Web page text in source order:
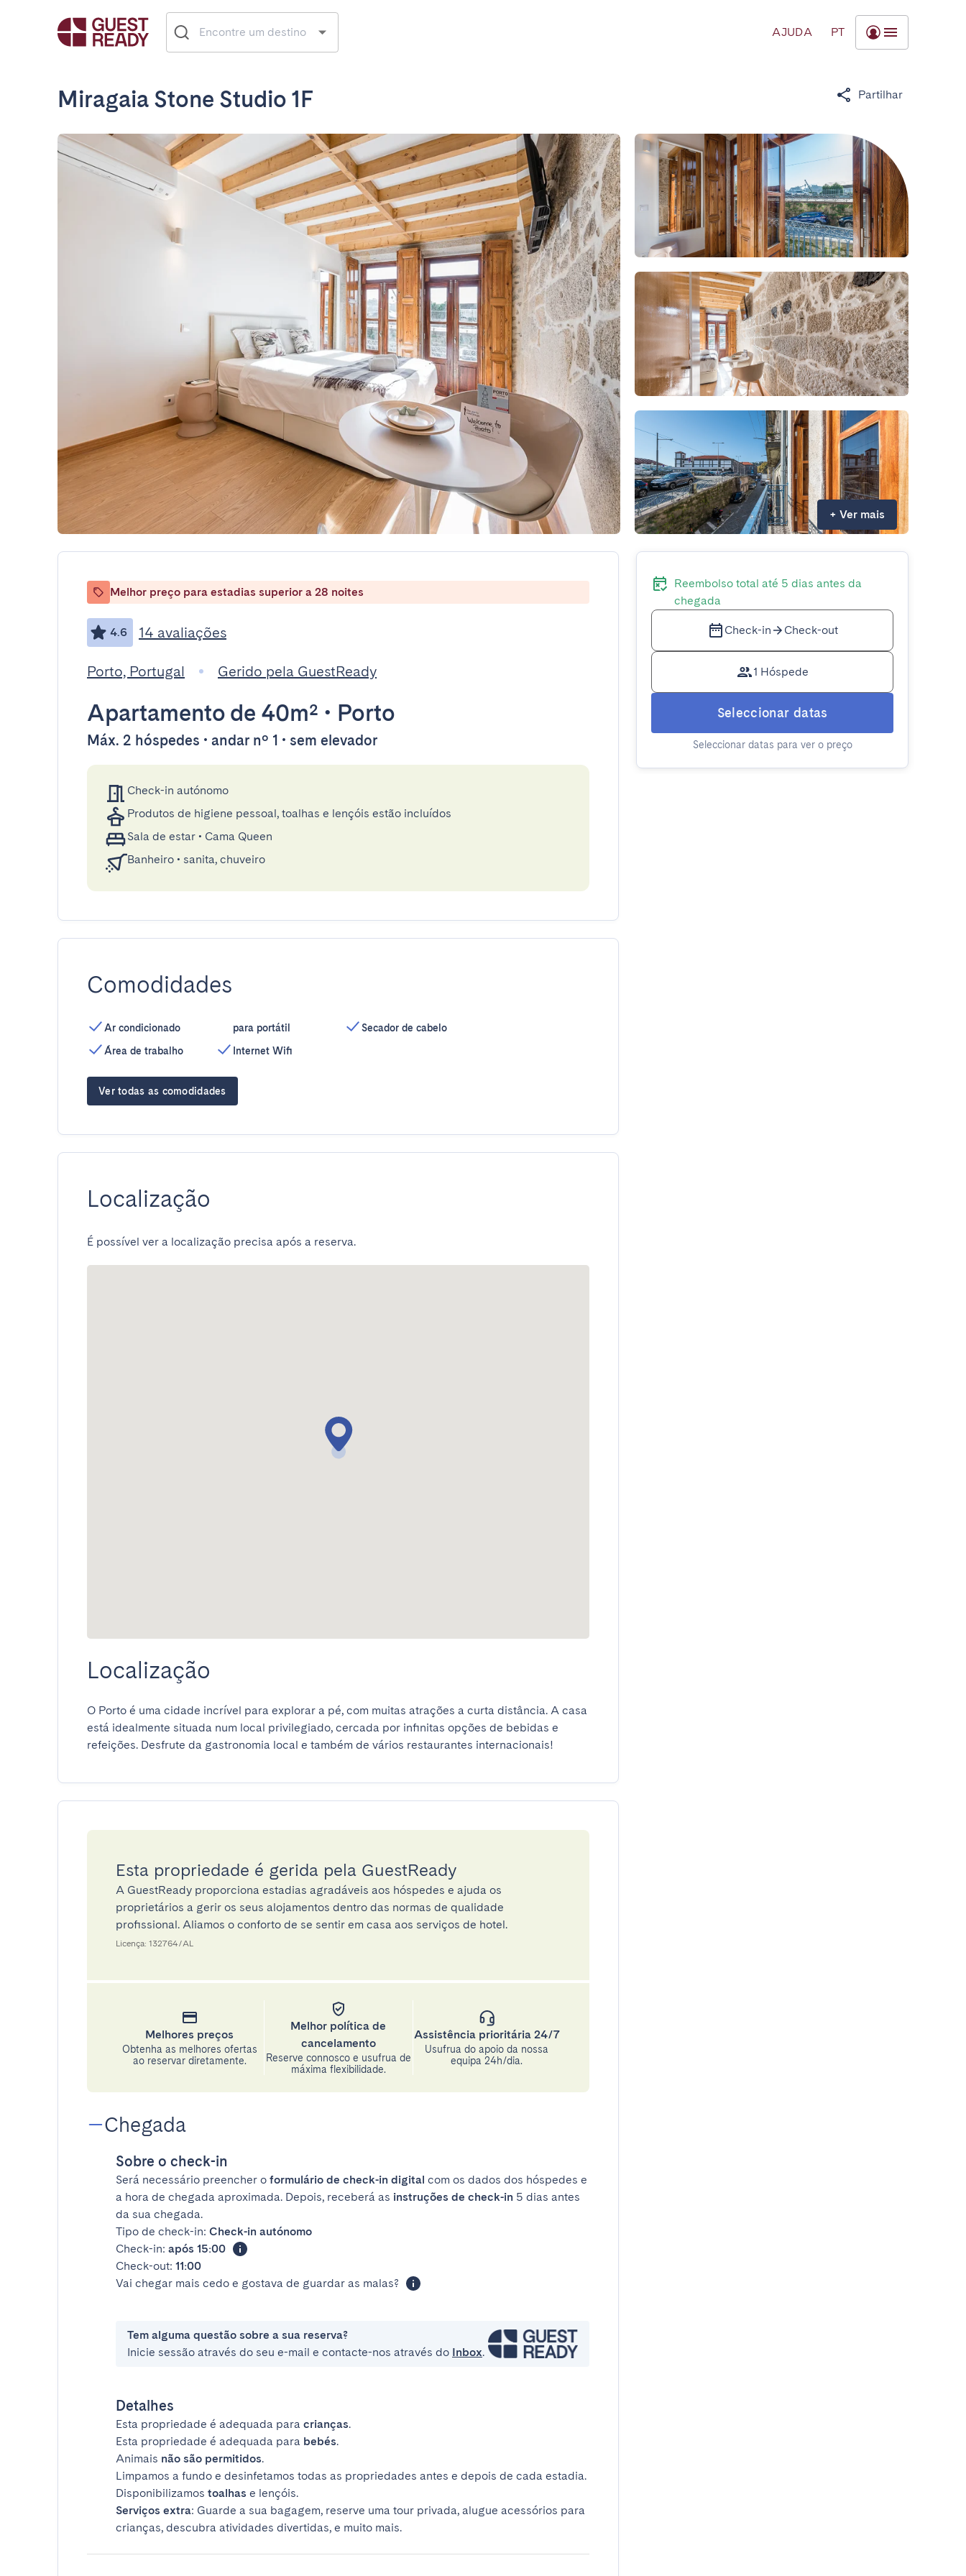
AJUDA PT
Miragaia Stone Studio 1F Partilhar
+ Ver mais
Melhor preço para estadias superior a 28 noites
4.6 14 avaliações
Porto, Portugal Gerido pela GuestReady
Apartamento de 40m² • Porto
Máx. 2 hóspedes • andar nº 1 • sem elevador
Check-in autónomo
Produtos de higiene pessoal, toalhas e lençóis estão incluídos
Sala de estar • Cama Queen
Banheiro • sanita, chuveiro
Comodidades
Ar condicionado
Área de trabalho
para portátil
Internet Wifi
Secador de cabelo
Ver todas as comodidades
Localização
É possível ver a localização precisa após a reserva.
Localização
O Porto é uma cidade incrível para explorar a pé, com muitas atrações a curta distância. A casa
está idealmente situada num local privilegiado, cercada por infinitas opções de bebidas e
refeições. Desfrute da gastronomia local e também de vários restaurantes internacionais!
Esta propriedade é gerida pela GuestReady
A GuestReady proporciona estadias agradáveis aos hóspedes e ajuda os
proprietários a gerir os seus alojamentos dentro das normas de qualidade
profissional. Aliamos o conforto de se sentir em casa aos serviços de hotel.
Licença: 132764/AL
Melhores preços
Obtenha as melhores ofertas
ao reservar diretamente.
Melhor política de
cancelamento
Reserve connosco e usufrua de
máxima flexibilidade.
Assistência prioritária 24/7
Usufrua do apoio da nossa
equipa 24h/dia.
Chegada
Sobre o check-in
Será necessário preencher o formulário de check-in digital com os dados dos hóspedes e
a hora de chegada aproximada. Depois, receberá as instruções de check-in 5 dias antes
da sua chegada.
Tipo de check-in: Check-in autónomo
Check-in: após 15:00
Check-out: 11:00
Vai chegar mais cedo e gostava de guardar as malas?
Tem alguma questão sobre a sua reserva?
Inicie sessão através do seu e-mail e contacte-nos através do Inbox.
Detalhes
Esta propriedade é adequada para crianças.
Esta propriedade é adequada para bebés.
Animais não são permitidos.
Limpamos a fundo e desinfetamos todas as propriedades antes e depois de cada estadia.
Disponibilizamos toalhas e lençóis.
Serviços extra: Guarde a sua bagagem, reserve uma tour privada, alugue acessórios para
crianças, descubra atividades divertidas, e muito mais.
Reembolso total até 5 dias antes da
chegada
Check-in Check-out
1 Hóspede
Seleccionar datas
Seleccionar datas para ver o preço